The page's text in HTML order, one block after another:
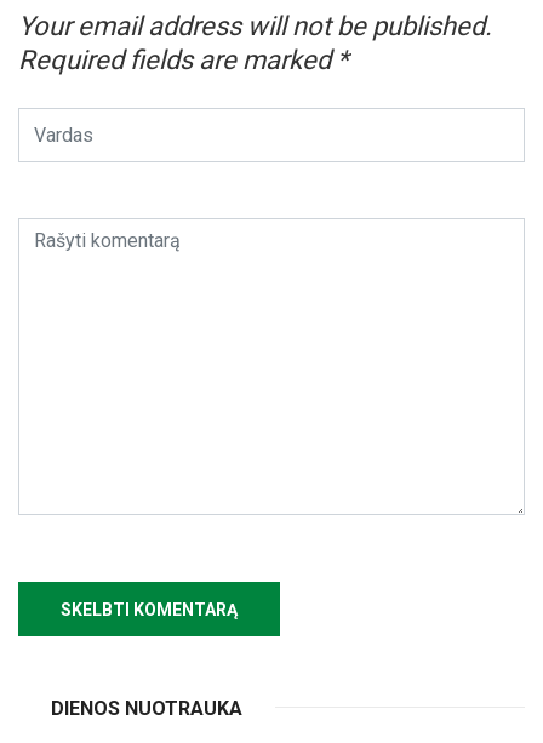
Your email address will not be published.
Required fields are marked *
DIENOS NUOTRAUKA